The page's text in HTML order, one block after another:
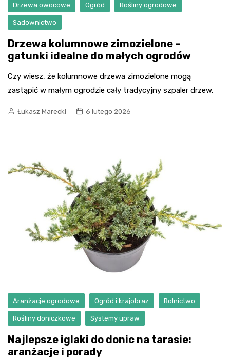
Drzewa owocowe Ogród Rośliny ogrodowe
Sadownictwo
Drzewa kolumnowe zimozielone –
gatunki idealne do małych ogrodów
Czy wiesz, że kolumnowe drzewa zimozielone mogą
zastąpić w małym ogrodzie cały tradycyjny szpaler drzew,
Łukasz Marecki 6 lutego 2026
Aranżacje ogrodowe Ogród i krajobraz Rolnictwo
Rośliny doniczkowe Systemy upraw
Najlepsze iglaki do donic na tarasie:
aranżacje i porady